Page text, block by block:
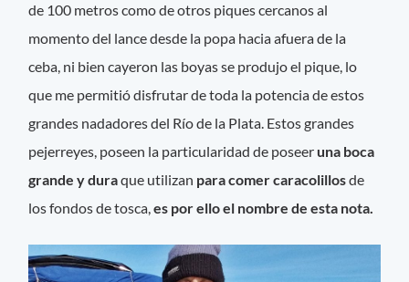
de 100 metros como de otros piques cercanos al
momento del lance desde la popa hacia afuera de la
ceba, ni bien cayeron las boyas se produjo el pique, lo
que me permitió disfrutar de toda la potencia de estos
grandes nadadores del Río de la Plata. Estos grandes
pejerreyes, poseen la particularidad de poseer una boca
grande y duraque utilizan para comer caracolillosde
los fondos de tosca,es por ello el nombre de esta nota.